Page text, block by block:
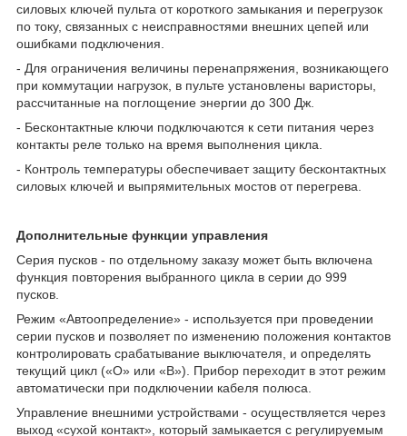
силовых ключей пульта от короткого замыкания и перегрузок
по току, связанных с неисправностями внешних цепей или
ошибками подключения.
- Для ограничения величины перенапряжения, возникающего
при коммутации нагрузок, в пульте установлены варисторы,
рассчитанные на поглощение энергии до 300 Дж.
- Бесконтактные ключи подключаются к сети питания через
контакты реле только на время выполнения цикла.
- Контроль температуры обеспечивает защиту бесконтактных
силовых ключей и выпрямительных мостов от перегрева.
Дополнительные функции управления
Серия пусков - по отдельному заказу может быть включена
функция повторения выбранного цикла в серии до 999
пусков.
Режим «Автоопределение» - используется при проведении
серии пусков и позволяет по изменению положения контактов
контролировать срабатывание выключателя, и определять
текущий цикл («О» или «В»). Прибор переходит в этот режим
автоматически при подключении кабеля полюса.
Управление внешними устройствами - осуществляется через
выход «сухой контакт», который замыкается с регулируемым